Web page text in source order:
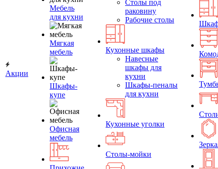
Акции
Мебель
для кухни
Мягкая
мебель
Шкафы-
купе
Офисная
мебель
Столы под
раковину
Рабочие столы
Кухонные шкафы
Навесные
шкафы для
кухни
Шкафы-пеналы
для кухни
Кухонные уголки
Столы-мойки